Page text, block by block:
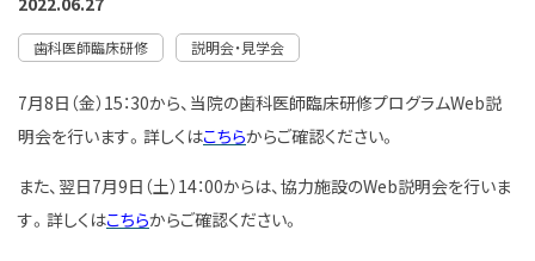
歯科医師臨床研修 説明会・見学会
7月8日（金）15：30から、当院の歯科医師臨床研修プログラムWeb説
明会を行います。詳しくはこちらからご確認ください。
また、翌日7月9日（土）14：00からは、協力施設のWeb説明会を行いま
す。詳しくはこちらからご確認ください。